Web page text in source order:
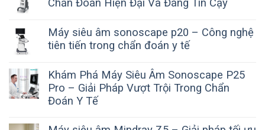
Máy siêu âm sonoscape p20 – Công nghệ
tiên tiến trong chẩn đoán y tế
Khám Phá Máy Siêu Âm Sonoscape P25
Pro – Giải Pháp Vượt Trội Trong Chẩn
Đoán Y Tế